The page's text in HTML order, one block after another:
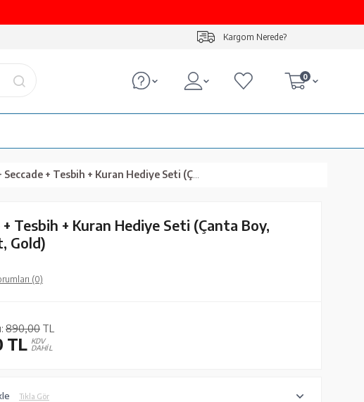
Kargom Nerede?
0
+ Tesbih + Kuran Hediye Seti (Çanta Boy, Ekonomik Cilt, Gold)
+ Tesbih + Kuran Hediye Seti (Çanta Boy,
Gold)
(0)
890,00 TL
TL KDV
DAHİL
Tıkla Gör